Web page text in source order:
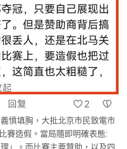
憤填胸，大批北京市民致電市
賽造假。當局隨即明確表態: